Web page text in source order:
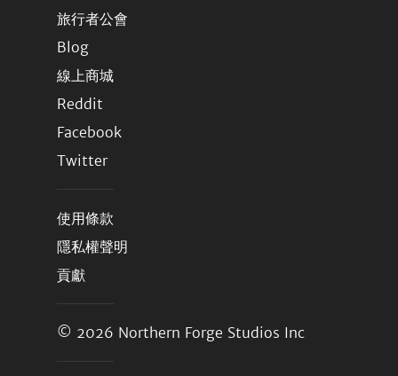
旅行者公會
Blog
線上商城
Reddit
Facebook
Twitter
使用條款
隱私權聲明
貢獻
© 2026 Northern Forge Studios Inc